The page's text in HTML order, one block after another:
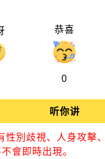
恭喜
0
听你讲
性別歧視、人身攻擊
會即時出現。